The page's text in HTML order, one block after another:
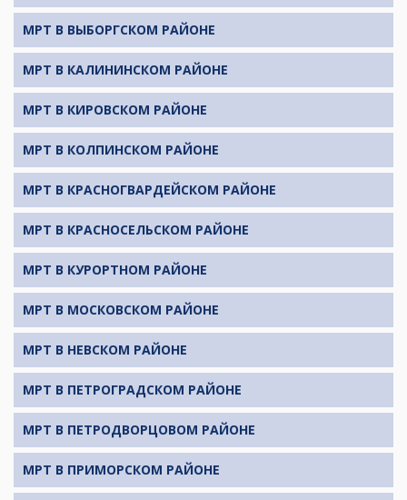
МРТ В ВЫБОРГСКОМ РАЙОНЕ
МРТ В КАЛИНИНСКОМ РАЙОНЕ
МРТ В КИРОВСКОМ РАЙОНЕ
МРТ В КОЛПИНСКОМ РАЙОНЕ
МРТ В КРАСНОГВАРДЕЙСКОМ РАЙОНЕ
МРТ В КРАСНОСЕЛЬСКОМ РАЙОНЕ
МРТ В КУРОРТНОМ РАЙОНЕ
МРТ В МОСКОВСКОМ РАЙОНЕ
МРТ В НЕВСКОМ РАЙОНЕ
МРТ В ПЕТРОГРАДСКОМ РАЙОНЕ
МРТ В ПЕТРОДВОРЦОВОМ РАЙОНЕ
МРТ В ПРИМОРСКОМ РАЙОНЕ